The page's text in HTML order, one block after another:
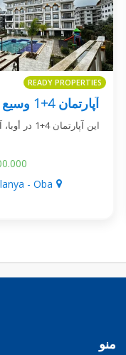
READY PROPERTIES
آپارتمان 4+1 وسیع در أوبا، آلانیا
این آپارتمان 4+1 در أوبا، آلانیا، برای اقامت و…
- Oba
منو